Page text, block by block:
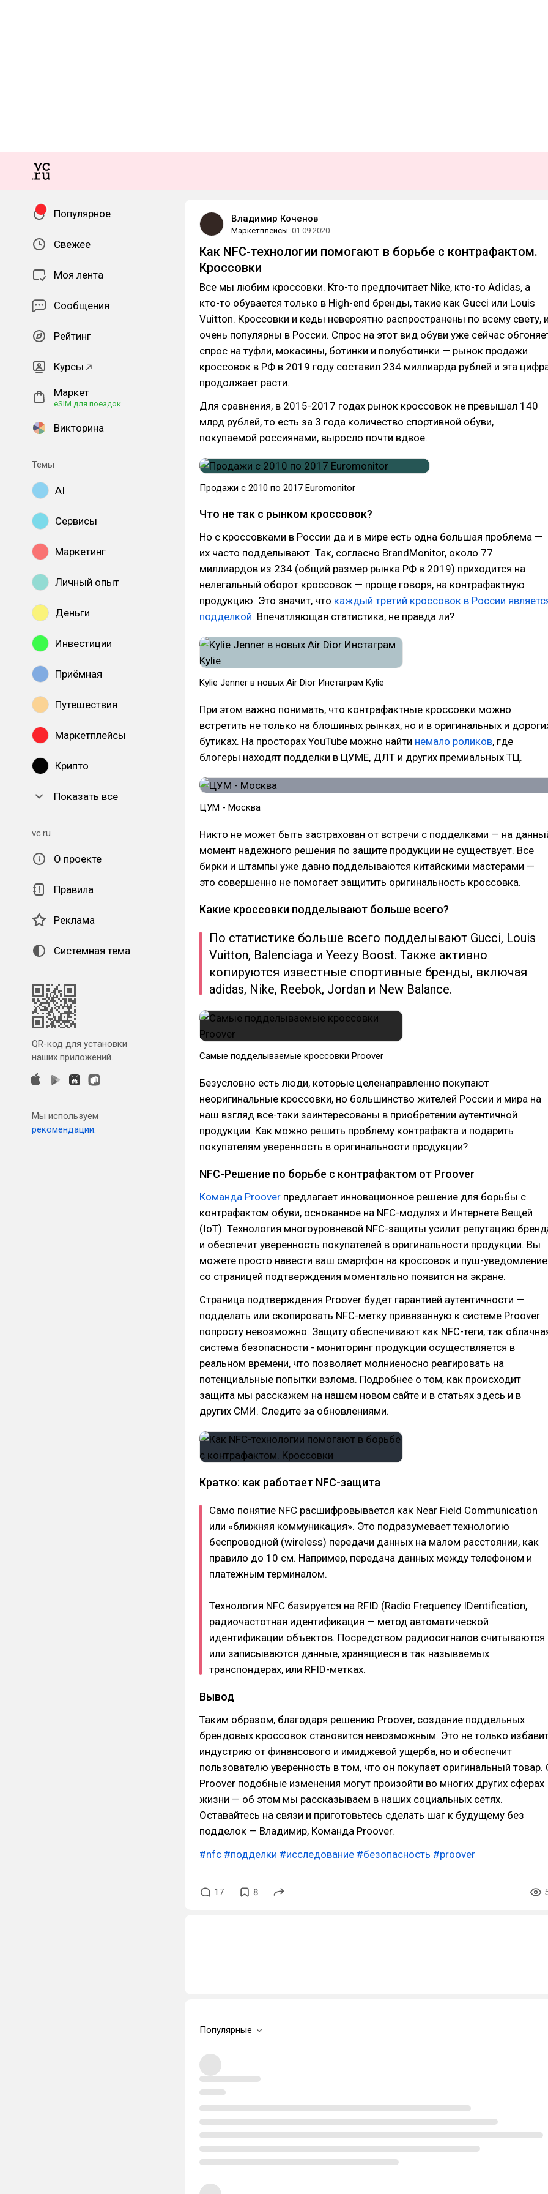
Популярное
Свежее
Моя лента
Сообщения
Рейтинг
Курсы
Маркет
eSIM для поездок
Викторина
Темы
AI
Сервисы
Маркетинг
Личный опыт
Деньги
Инвестиции
Приёмная
Путешествия
Маркетплейсы
Крипто
Показать все
vc.ru
О проекте
Правила
Реклама
Системная тема
QR-код для установки
наших приложений.
Мы используем
рекомендации.
Владимир Коченов
Маркетплейсы 01.09.2020
Как NFC-технологии помогают в борьбе с контрафактом.
Кроссовки
Все мы любим кроссовки. Кто-то предпочитает Nike, кто-то Adidas, а
кто-то обувается только в High-end бренды, такие как Gucci или Louis
Vuitton. Кроссовки и кеды невероятно распространены по всему свету,
очень популярны в России. Спрос на этот вид обуви уже сейчас
спрос на туфли, мокасины, ботинки и полуботинки — рынок продажи
кроссовок в РФ в 2019 году составил 234 миллиарда рублей и эта
продолжает расти.
Для сравнения, в 2015-2017 годах рынок кроссовок не превышал 140
млрд рублей, то есть за 3 года количество спортивной обуви,
покупаемой россиянами, выросло почти вдвое.
Продажи с 2010 по 2017 Euromonitor
Что не так с рынком кроссовок?
Но с кроссовками в России да и в мире есть одна большая проблема —
их часто подделывают. Так, согласно BrandMonitor, около 77
миллиардов из 234 (общий размер рынка РФ в 2019) приходится на
нелегальный оборот кроссовок — проще говоря, на контрафактную
продукцию. Это значит, что каждый третий кроссовок в России
подделкой. Впечатляющая статистика, не правда ли?
Kylie Jenner в новых Air Dior Инстаграм Kylie
При этом важно понимать, что контрафактные кроссовки можно
встретить не только на блошиных рынках, но и в оригинальных и
бутиках. На просторах YouTube можно найти немало роликов, где
блогеры находят подделки в ЦУМЕ, ДЛТ и других премиальных ТЦ.
ЦУМ - Москва
Никто не может быть застрахован от встречи с подделками — на
момент надежного решения по защите продукции не существует. Все
бирки и штампы уже давно подделываются китайскими мастерами —
это совершенно не помогает защитить оригинальность кроссовка.
Какие кроссовки подделывают больше всего?
По статистике больше всего подделывают Gucci, Louis
Vuitton, Balenciaga и Yeezy Boost. Также активно
копируются известные спортивные бренды, включая
adidas, Nike, Reebok, Jordan и New Balance.
Самые подделываемые кроссовки Proover
Безусловно есть люди, которые целенаправленно покупают
неоригинальные кроссовки, но большинство жителей России и мира на
наш взгляд все-таки заинтересованы в приобретении аутентичной
продукции. Как можно решить проблему контрафакта и подарить
покупателям уверенность в оригинальности продукции?
NFC-Решение по борьбе с контрафактом от Proover
Команда Proover предлагает инновационное решение для борьбы с
контрафактом обуви, основанное на NFC-модулях и Интернете Вещей
(IoT). Технология многоуровневой NFC-защиты усилит репутацию
и обеспечит уверенность покупателей в оригинальности продукции. Вы
можете просто навести ваш смартфон на кроссовок и пуш-уведомление
со страницей подтверждения моментально появится на экране.
Страница подтверждения Proover будет гарантией аутентичности —
подделать или скопировать NFC-метку привязанную к системе Proover
попросту невозможно. Защиту обеспечивают как NFC-теги, так
система безопасности - мониторинг продукции осуществляется в
реальном времени, что позволяет молниеносно реагировать на
потенциальные попытки взлома. Подробнее о том, как происходит
защита мы расскажем на нашем новом сайте и в статьях здесь и в
других СМИ. Следите за обновлениями.
Кратко: как работает NFC-защита
Само понятие NFC расшифровывается как Near Field Communication
или «ближняя коммуникация». Это подразумевает технологию
беспроводной (wireless) передачи данных на малом расстоянии, как
правило до 10 см. Например, передача данных между телефоном и
платежным терминалом.
Технология NFC базируется на RFID (Radio Frequency IDentification,
радиочастотная идентификация — метод автоматической
идентификации объектов. Посредством радиосигналов считываются
или записываются данные, хранящиеся в так называемых
транспондерах, или RFID-метках.
Вывод
Таким образом, благодаря решению Proover, создание поддельных
брендовых кроссовок становится невозможным. Это не только
индустрию от финансового и имиджевой ущерба, но и обеспечит
пользователю уверенность в том, что он покупает оригинальный товар.
Proover подобные изменения могут произойти во многих других сферах
жизни — об этом мы рассказываем в наших социальных сетях.
Оставайтесь на связи и приготовьтесь сделать шаг к будущему без
подделок — Владимир, Команда Proover.
#nfc #подделки #исследование #безопасность #proover
17 8
Популярные